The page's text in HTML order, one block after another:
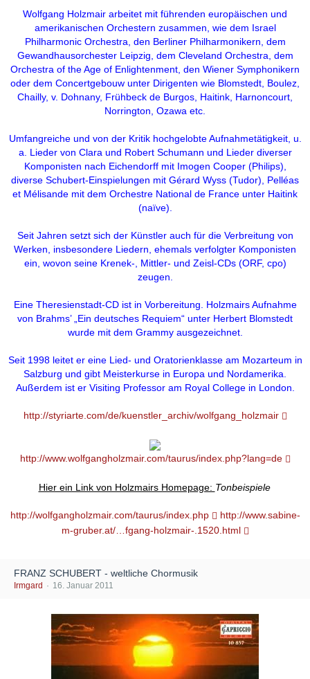
Wolfgang Holzmair arbeitet mit führenden europäischen und
amerikanischen Orchestern zusammen, wie dem Israel
Philharmonic Orchestra, den Berliner Philharmonikern, dem
Gewandhausorchester Leipzig, dem Cleveland Orchestra, dem
Orchestra of the Age of Enlightenment, den Wiener Symphonikern
oder dem Concertgebouw unter Dirigenten wie Blomstedt, Boulez,
Chailly, v. Dohnany, Frühbeck de Burgos, Haitink, Harnoncourt,
Norrington, Ozawa etc.
Umfangreiche und von der Kritik hochgelobte Aufnahmetätigkeit, u.
a. Lieder von Clara und Robert Schumann und Lieder diverser
Komponisten nach Eichendorff mit Imogen Cooper (Philips),
diverse Schubert-Einspielungen mit Gérard Wyss (Tudor), Pelléas
et Mélisande mit dem Orchestre National de France unter Haitink
(naïve).
Seit Jahren setzt sich der Künstler auch für die Verbreitung von
Werken, insbesondere Liedern, ehemals verfolgter Komponisten
ein, wovon seine Krenek-, Mittler- und Zeisl-CDs (ORF, cpo)
zeugen.
Eine Theresienstadt-CD ist in Vorbereitung. Holzmairs Aufnahme
von Brahms’ „Ein deutsches Requiem“ unter Herbert Blomstedt
wurde mit dem Grammy ausgezeichnet.
Seit 1998 leitet er eine Lied- und Oratorienklasse am Mozarteum in
Salzburg und gibt Meisterkurse in Europa und Nordamerika.
Außerdem ist er Visiting Professor am Royal College in London.
http://styriarte.com/de/kuenstler_archiv/wolfgang_holzmair
http://www.wolfgangholzmair.com/taurus/index.php?lang=de
Hier ein Link von Holzmairs Homepage: Tonbeispiele
http://wolfgangholzmair.com/taurus/index.php
http://www.sabine-
m-gruber.at/…fgang-holzmair-.1520.html
FRANZ SCHUBERT - weltliche Chormusik
Irmgard 16. Januar 2011